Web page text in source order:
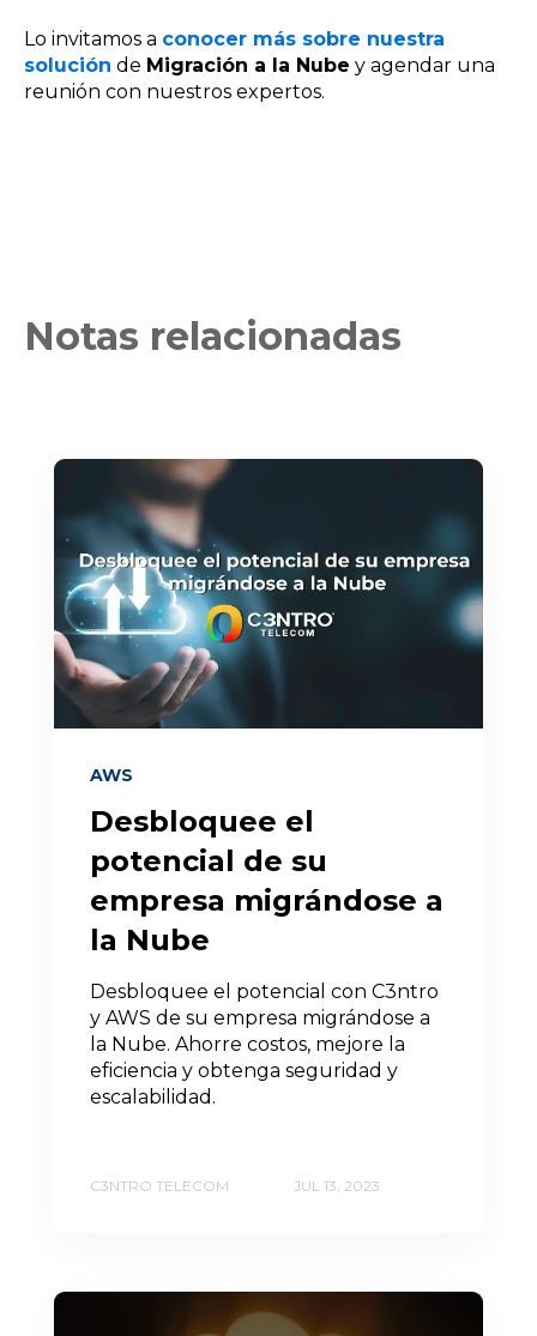
Lo invitamos a conocer más sobre nuestra
solución de Migración a la Nube y agendar una
reunión con nuestros expertos.
Notas relacionadas
AWS
Desbloquee el
potencial de su
empresa migrándose a
la Nube
Desbloquee el potencial con C3ntro
y AWS de su empresa migrándose a
la Nube. Ahorre costos, mejore la
eficiencia y obtenga seguridad y
escalabilidad.
C3NTRO TELECOM JUL 13, 2023